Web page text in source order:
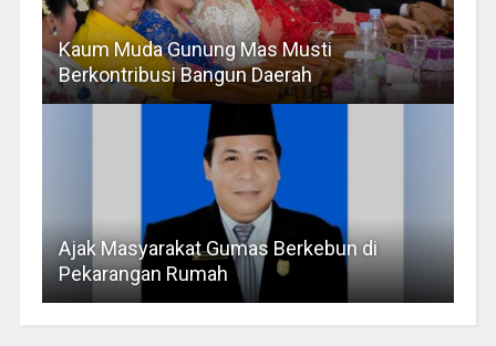
Kaum Muda Gunung Mas Musti
Berkontribusi Bangun Daerah
Ajak Masyarakat Gumas Berkebun di
Pekarangan Rumah